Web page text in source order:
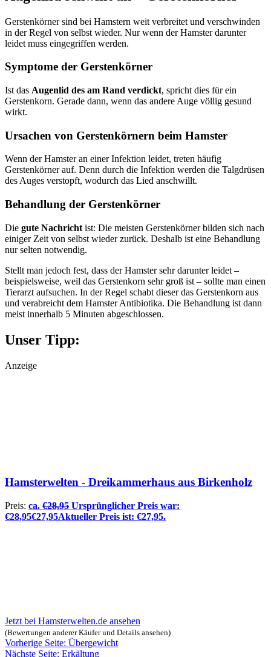
Gerstenkörner sind bei Hamstern weit verbreitet und verschwinden
in der Regel von selbst wieder. Nur wenn der Hamster darunter
leidet muss eingegriffen werden.
Symptome der Gerstenkörner
Ist das Augenlid des am Rand verdickt, spricht dies für ein
Gerstenkorn. Gerade dann, wenn das andere Auge völlig gesund
wirkt.
Ursachen von Gerstenkörnern beim Hamster
Wenn der Hamster an einer Infektion leidet, treten häufig
Gerstenkörner auf. Denn durch die Infektion werden die Talgdrüsen
des Auges verstopft, wodurch das Lied anschwillt.
Behandlung der Gerstenkörner
Die gute Nachricht ist: Die meisten Gerstenkörner bilden sich nach
einiger Zeit von selbst wieder zurück. Deshalb ist eine Behandlung
nur selten notwendig.
Stellt man jedoch fest, dass der Hamster sehr darunter leidet –
beispielsweise, weil das Gerstenkorn sehr groß ist – sollte man einen
Tierarzt aufsuchen. In der Regel schabt dieser das Gerstenkorn aus
und verabreicht dem Hamster Antibiotika. Die Behandlung ist dann
meist innerhalb 5 Minuten abgeschlossen.
Unser Tipp:
Anzeige
Hamsterwelten - Dreikammerhaus aus Birkenholz
Preis: ca. €28,95 Ursprünglicher Preis war:
€28,95€27,95Aktueller Preis ist: €27,95.
Jetzt bei Hamsterwelten.de ansehen
(Bewertungen anderer Käufer und Details ansehen)
Vorherige Seite: Übergewicht
Nächste Seite: Erkältung